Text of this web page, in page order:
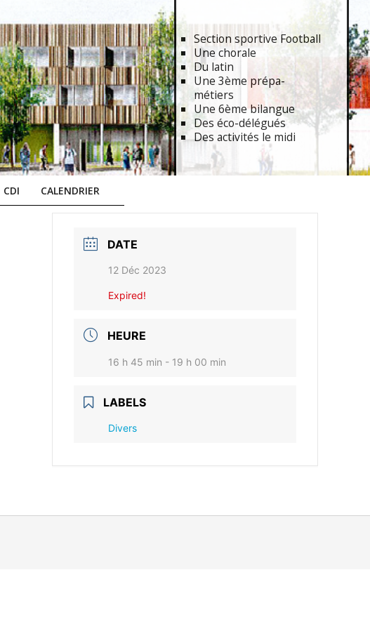
Section sportive Football
Une chorale
Du latin
Une 3ème prépa-
métiers
Une 6ème bilangue
Des éco-délégués
Des activités le midi
CDI CALENDRIER
DATE
12 Déc 2023
Expired!
HEURE
16 h 45 min - 19 h 00 min
LABELS
Divers